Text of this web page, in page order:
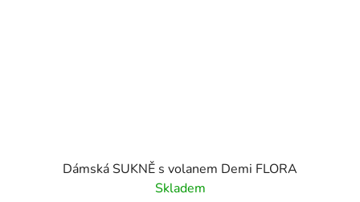
Dámská SUKNĚ s volanem Demi FLORA
Skladem